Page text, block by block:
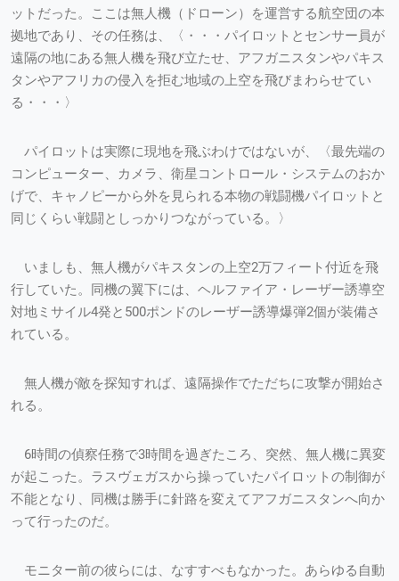
ットだった。ここは無人機（ドローン）を運営する航空団の本
拠地であり、その任務は、〈・・・パイロットとセンサー員が
遠隔の地にある無人機を飛び立たせ、アフガニスタンやパキス
タンやアフリカの侵入を拒む地域の上空を飛びまわらせてい
る・・・〉
パイロットは実際に現地を飛ぶわけではないが、〈最先端の
コンピューター、カメラ、衛星コントロール・システムのおか
げで、キャノピーから外を見られる本物の戦闘機パイロットと
同じくらい戦闘としっかりつながっている。〉
いましも、無人機がパキスタンの上空2万フィート付近を飛
行していた。同機の翼下には、ヘルファイア・レーザー誘導空
対地ミサイル4発と500ポンドのレーザー誘導爆弾2個が装備さ
れている。
無人機が敵を探知すれば、遠隔操作でただちに攻撃が開始さ
れる。
6時間の偵察任務で3時間を過ぎたころ、突然、無人機に異変
が起こった。ラスヴェガスから操っていたパイロットの制御が
不能となり、同機は勝手に針路を変えてアフガニスタンへ向か
って行ったのだ。
モニター前の彼らには、なすすべもなかった。あらゆる自動